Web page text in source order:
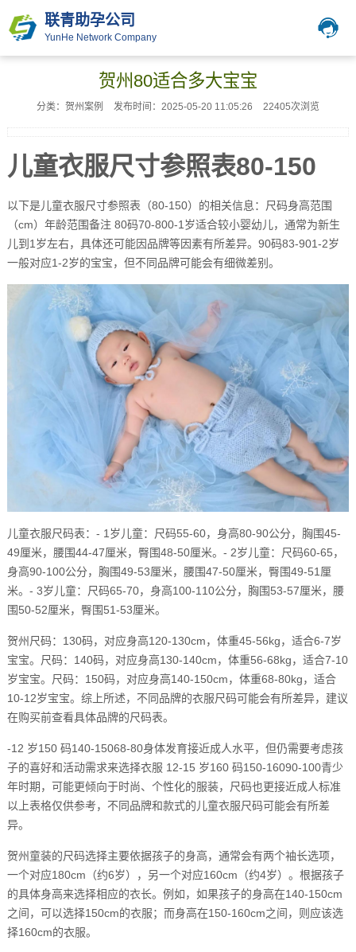
联青助孕公司
YunHe Network Company
贺州80适合多大宝宝
分类：贺州案例 发布时间：2025-05-20 11:05:26 22405次浏览
儿童衣服尺寸参照表80-150
以下是儿童衣服尺寸参照表（80-150）的相关信息：尺码身高范围
（cm）年龄范围备注 80码70-800-1岁适合较小婴幼儿，通常为新生
儿到1岁左右，具体还可能因品牌等因素有所差异。90码83-901-2岁
一般对应1-2岁的宝宝，但不同品牌可能会有细微差别。
儿童衣服尺码表：- 1岁儿童：尺码55-60，身高80-90公分，胸围45-
49厘米，腰围44-47厘米，臀围48-50厘米。- 2岁儿童：尺码60-65，
身高90-100公分，胸围49-53厘米，腰围47-50厘米，臀围49-51厘
米。- 3岁儿童：尺码65-70，身高100-110公分，胸围53-57厘米，腰
围50-52厘米，臀围51-53厘米。
贺州尺码：130码，对应身高120-130cm，体重45-56kg，适合6-7岁
宝宝。尺码：140码，对应身高130-140cm，体重56-68kg，适合7-10
岁宝宝。尺码：150码，对应身高140-150cm，体重68-80kg，适合
10-12岁宝宝。综上所述，不同品牌的衣服尺码可能会有所差异，建议
在购买前查看具体品牌的尺码表。
-12 岁150 码140-15068-80身体发育接近成人水平，但仍需要考虑孩
子的喜好和活动需求来选择衣服 12-15 岁160 码150-16090-100青少
年时期，可能更倾向于时尚、个性化的服装，尺码也更接近成人标准
以上表格仅供参考，不同品牌和款式的儿童衣服尺码可能会有所差
异。
贺州童装的尺码选择主要依据孩子的身高，通常会有两个袖长选项，
一个对应180cm（约6岁），另一个对应160cm（约4岁）。根据孩子
的具体身高来选择相应的衣长。例如，如果孩子的身高在140-150cm
之间，可以选择150cm的衣服；而身高在150-160cm之间，则应该选
择160cm的衣服。